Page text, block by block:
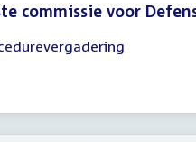
commissie voor